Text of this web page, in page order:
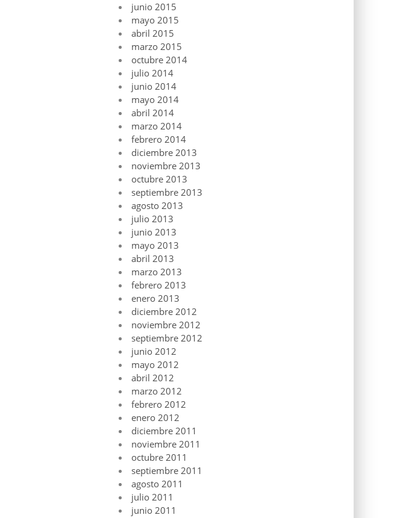
junio 2015
mayo 2015
abril 2015
marzo 2015
octubre 2014
julio 2014
junio 2014
mayo 2014
abril 2014
marzo 2014
febrero 2014
diciembre 2013
noviembre 2013
octubre 2013
septiembre 2013
agosto 2013
julio 2013
junio 2013
mayo 2013
abril 2013
marzo 2013
febrero 2013
enero 2013
diciembre 2012
noviembre 2012
septiembre 2012
junio 2012
mayo 2012
abril 2012
marzo 2012
febrero 2012
enero 2012
diciembre 2011
noviembre 2011
octubre 2011
septiembre 2011
agosto 2011
julio 2011
junio 2011